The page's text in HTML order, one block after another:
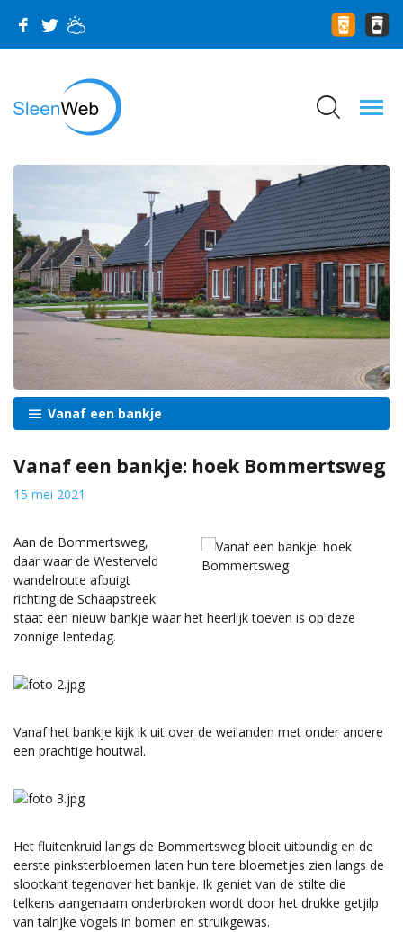
Vanaf een bankje
Vanaf een bankje: hoek Bommertsweg
15 mei 2021
Aan de Bommertsweg,
daar waar de Westerveld
wandelroute afbuigt
richting de Schaapstreek
staat een nieuw bankje waar het heerlijk toeven is op deze
zonnige lentedag.
Vanaf het bankje kijk ik uit over de weilanden met onder andere
een prachtige houtwal.
Het fluitenkruid langs de Bommertsweg bloeit uitbundig en de
eerste pinksterbloemen laten hun tere bloemetjes zien langs de
slootkant tegenover het bankje. Ik geniet van de stilte die
telkens aangenaam onderbroken wordt door het drukke getjilp
van talrijke vogels in bomen en struikgewas.